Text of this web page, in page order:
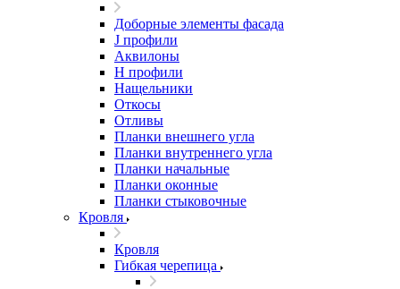
Доборные элементы фасада
J профили
Аквилоны
Н профили
Нащельники
Откосы
Отливы
Планки внешнего угла
Планки внутреннего угла
Планки начальные
Планки оконные
Планки стыковочные
Кровля
Кровля
Гибкая черепица